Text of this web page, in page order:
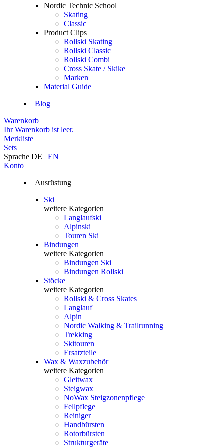
Nordic Technic School
Skating
Classic
Product Clips
Rollski Skating
Rollski Classic
Rollski Combi
Cross Skate / Skike
Marken
Material Guide
Blog
Warenkorb
Ihr Warenkorb ist leer.
Merkliste
Sets
Sprache DE | EN
Konto
Ausrüstung
Ski
weitere Kategorien
Langlaufski
Alpinski
Touren Ski
Bindungen
weitere Kategorien
Bindungen Ski
Bindungen Rollski
Stöcke
weitere Kategorien
Rollski & Cross Skates
Langlauf
Alpin
Nordic Walking & Trailrunning
Trekking
Skitouren
Ersatzteile
Wax & Waxzubehör
weitere Kategorien
Gleitwax
Steigwax
NoWax Steigzonenpflege
Fellpflege
Reiniger
Handbürsten
Rotorbürsten
Strukturgeräte